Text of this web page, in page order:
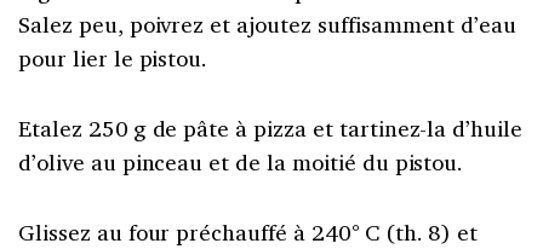
Salez peu, poivrez et ajoutez suffisamment d’eau
pour lier le pistou.
Etalez 250 g de pâte à pizza et tartinez-la d’huile
d’olive au pinceau et de la moitié du pistou.
Glissez au four préchauffé à 240° C (th. 8) et